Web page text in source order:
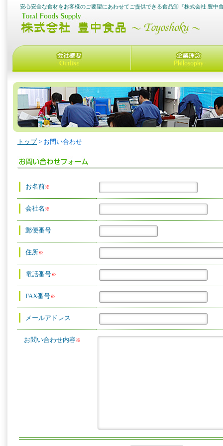
安心安全な食材をお客様のご要望にあわせてご提供できる食品卸『株式会社 豊中
トップ> お問い合わせ
お名前※
会社名 ※
郵便番号
住所※
電話番号※
FAX番号※
メールアドレス
お問い合わせ内容※